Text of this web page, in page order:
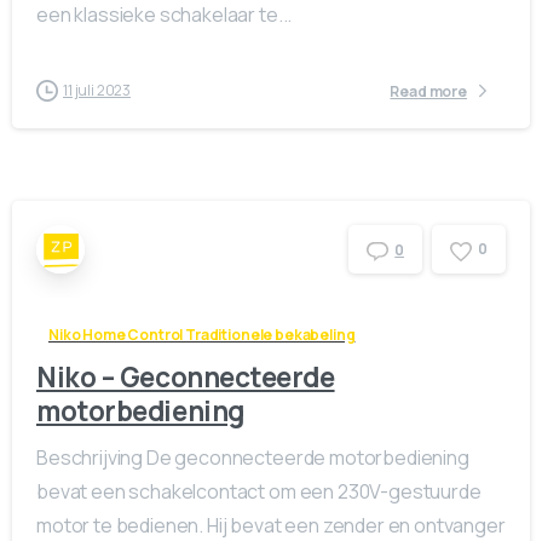
een klassieke schakelaar te...
11 juli 2023 Read more
0 0
Niko Home Control Traditionele bekabeling
Niko – Geconnecteerde
motorbediening
Beschrijving De geconnecteerde motorbediening
bevat een schakelcontact om een 230V-gestuurde
motor te bedienen. Hij bevat een zender en ontvanger